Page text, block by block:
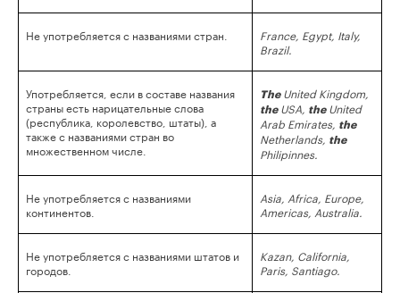
Не употребляется с названиями стран.
France, Egypt, Italy,
Brazil.
Употребляется, если в составе названия
страны есть нарицательные слова
(республика, королевство, штаты), а
также с названиями стран во
множественном числе.
TheUnited Kingdom,
theUSA, theUnited
Arab Emirates, the
Netherlands, the
Philipinnes.
Не употребляется с названиями
континентов.
Asia, Africa, Europe,
Americas, Australia.
Не употребляется с названиями штатов и
городов.
Kazan, California,
Paris, Santiago.